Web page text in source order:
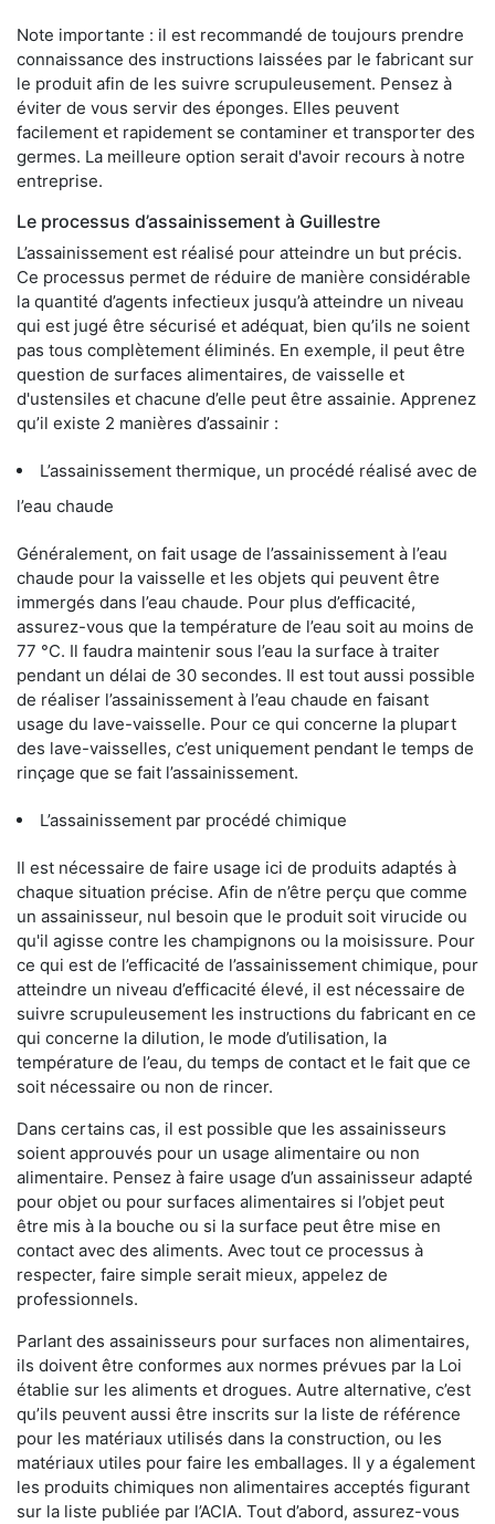
Note importante : il est recommandé de toujours prendre
connaissance des instructions laissées par le fabricant sur
le produit afin de les suivre scrupuleusement. Pensez à
éviter de vous servir des éponges. Elles peuvent
facilement et rapidement se contaminer et transporter des
germes. La meilleure option serait d'avoir recours à notre
entreprise.
Le processus d’assainissement à Guillestre
L’assainissement est réalisé pour atteindre un but précis.
Ce processus permet de réduire de manière considérable
la quantité d’agents infectieux jusqu’à atteindre un niveau
qui est jugé être sécurisé et adéquat, bien qu’ils ne soient
pas tous complètement éliminés. En exemple, il peut être
question de surfaces alimentaires, de vaisselle et
d'ustensiles et chacune d’elle peut être assainie. Apprenez
qu’il existe 2 manières d’assainir :
L’assainissement thermique, un procédé réalisé avec de
l’eau chaude
Généralement, on fait usage de l’assainissement à l’eau
chaude pour la vaisselle et les objets qui peuvent être
immergés dans l’eau chaude. Pour plus d’efficacité,
assurez-vous que la température de l’eau soit au moins de
77 °C. Il faudra maintenir sous l’eau la surface à traiter
pendant un délai de 30 secondes. Il est tout aussi possible
de réaliser l’assainissement à l’eau chaude en faisant
usage du lave-vaisselle. Pour ce qui concerne la plupart
des lave-vaisselles, c’est uniquement pendant le temps de
rinçage que se fait l’assainissement.
L’assainissement par procédé chimique
Il est nécessaire de faire usage ici de produits adaptés à
chaque situation précise. Afin de n’être perçu que comme
un assainisseur, nul besoin que le produit soit virucide ou
qu'il agisse contre les champignons ou la moisissure. Pour
ce qui est de l’efficacité de l’assainissement chimique, pour
atteindre un niveau d’efficacité élevé, il est nécessaire de
suivre scrupuleusement les instructions du fabricant en ce
qui concerne la dilution, le mode d’utilisation, la
température de l’eau, du temps de contact et le fait que ce
soit nécessaire ou non de rincer.
Dans certains cas, il est possible que les assainisseurs
soient approuvés pour un usage alimentaire ou non
alimentaire. Pensez à faire usage d’un assainisseur adapté
pour objet ou pour surfaces alimentaires si l’objet peut
être mis à la bouche ou si la surface peut être mise en
contact avec des aliments. Avec tout ce processus à
respecter, faire simple serait mieux, appelez de
professionnels.
Parlant des assainisseurs pour surfaces non alimentaires,
ils doivent être conformes aux normes prévues par la Loi
établie sur les aliments et drogues. Autre alternative, c’est
qu’ils peuvent aussi être inscrits sur la liste de référence
pour les matériaux utilisés dans la construction, ou les
matériaux utiles pour faire les emballages. Il y a également
les produits chimiques non alimentaires acceptés figurant
sur la liste publiée par l’ACIA. Tout d’abord, assurez-vous